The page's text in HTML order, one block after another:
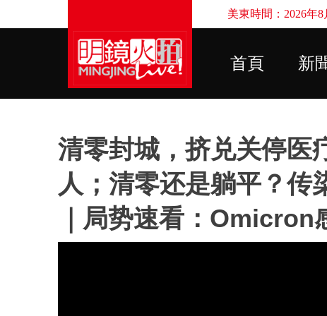
美東時間：2026年8
首頁 新
清零封城，挤兑关停医
人；清零还是躺平？传
｜局势速看：Omicron